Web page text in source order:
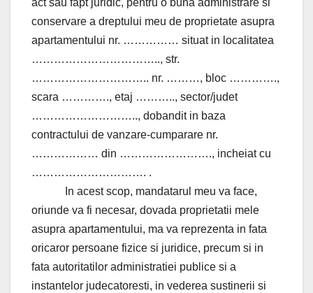
act sau fapt juridic, pentru o buna administrare si
conservare a dreptului meu de proprietate asupra
apartamentului nr. …………… situat in localitatea
…………………………….., str.
………………………….. nr. ………, bloc ………….,
scara …………., etaj ……….., sector/judet
……………………….., dobandit in baza
contractului de vanzare-cumparare nr.
……………… din ……………………., incheiat cu
…………………………. .
In acest scop, mandatarul meu va face,
oriunde va fi necesar, dovada proprietatii mele
asupra apartamentului, ma va reprezenta in fata
oricaror persoane fizice si juridice, precum si in
fata autoritatilor administratiei publice si a
instantelor judecatoresti, in vederea sustinerii si